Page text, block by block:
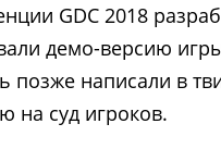
GDC 2018
демо-версию
позже написали в
на суд игроков.